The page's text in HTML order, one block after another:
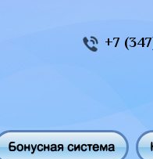
+7
Бонусная система